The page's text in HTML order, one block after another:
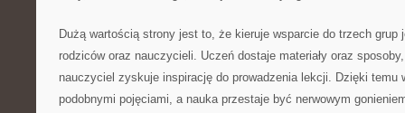
Dużą wartością strony jest to, że kieruje wsparcie do trzech grup
rodziców oraz nauczycieli. Uczeń dostaje materiały oraz
nauczyciel zyskuje inspirację do prowadzenia lekcji. Dzięki temu
podobnymi pojęciami, a nauka przestaje być nerwowym